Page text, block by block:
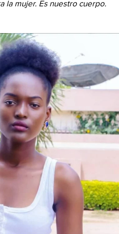
la mujer. Es nuestro cuerpo.